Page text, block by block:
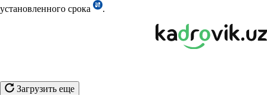
установленного срока
.
Загрузить еще